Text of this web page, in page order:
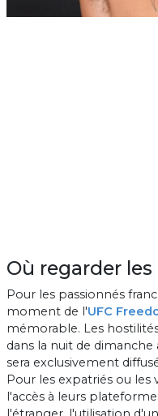
Où regarder
Pour les passionnés
moment de l'UFC
mémorable. Les
dans la nuit de
sera exclusivement
Pour les expatriés ou les
l'accès à leurs